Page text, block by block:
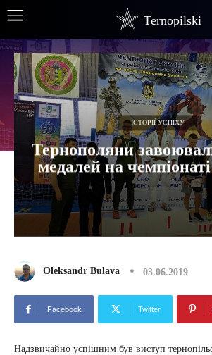
Ternopilski
ІСТОРІЇ УСПІХУ
Тернополяни
медалей на
Oleksandr Bulava 03.06.2019
Facebook Twitter
Надзвичайно успішним був виступ